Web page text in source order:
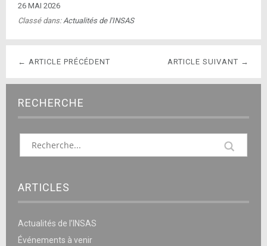
26 MAI 2026
Classé dans:Actualités de l'INSAS
ARTICLE SUIVANT →
← ARTICLE PRÉCÉDENT
RECHERCHE
ARTICLES
Actualités de l’INSAS
Événements à venir